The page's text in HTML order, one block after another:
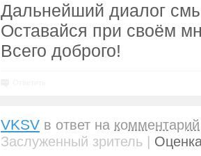
Дальнейший диалог
Оставайся при своём
Всего доброго!
VKSV в ответ на комментарий
Заслуженный зритель |